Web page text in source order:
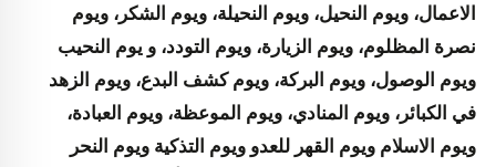
الاعمال، ويوم النحيل، ويوم النحيلة، ويوم الشكر، ويوم
نصرة المظلوم، ويوم الزيارة، ويوم التودد، و يوم النحيب
ويوم الوصول، ويوم البركة، ويوم كشف البدع، ويوم الزهد
في الكبائر، ويوم المنادي، ويوم الموعظة، ويوم العبادة،
ويوم الاسلام ويوم القهر للعدو ويوم التذكية ويوم النحر